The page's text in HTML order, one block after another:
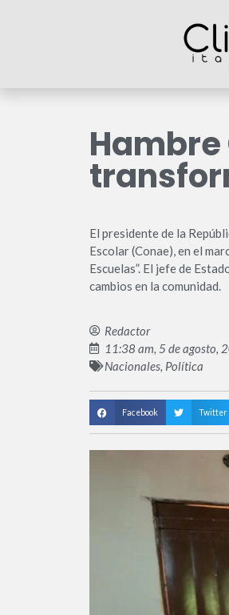
El presidente de la
Escolar (Conae), en el
Escuelas”. El jefe de
cambios en la comunidad.
Redactor
11:38 am, 5 de agosto,
Nacionales, Política
Facebook Twitter